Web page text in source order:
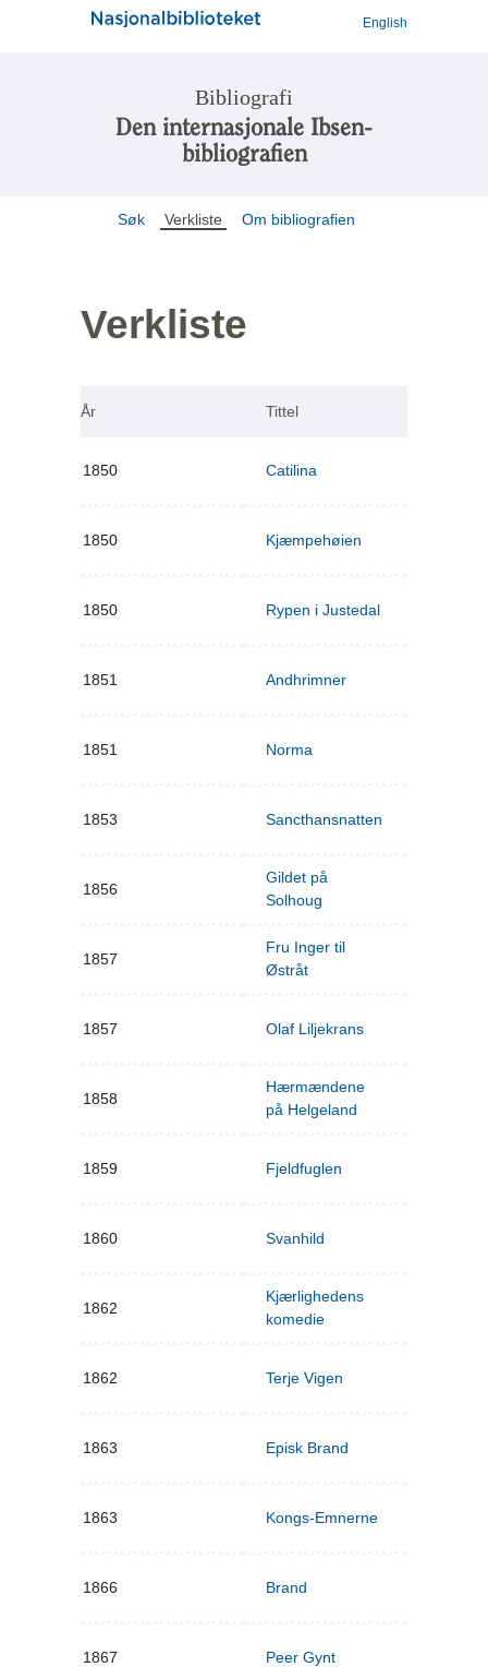
English
Bibliografi
Den internasjonale Ibsen-
bibliografien
Søk Verkliste Om bibliografien
Verkliste
År Tittel
1850 Catilina
1850 Kjæmpehøien
1850 Rypen i Justedal
1851 Andhrimner
1851 Norma
1853 Sancthansnatten
1856
Gildet på
Solhoug
1857
Fru Inger til
Østråt
1857 Olaf Liljekrans
1858
Hærmændene
på Helgeland
1859 Fjeldfuglen
1860 Svanhild
1862
Kjærlighedens
komedie
1862 Terje Vigen
1863 Episk Brand
1863 Kongs-Emnerne
1866 Brand
1867 Peer Gynt